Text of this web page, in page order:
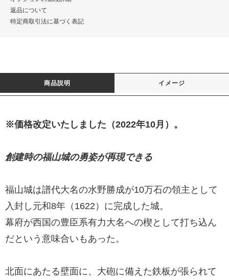
返品について
特定商取引法に基づく表記
商品説明 イメージ
※価格改定いたしました（2022年10月）。
創建時の福山城の勇姿が再現できる
福山城は譜代大名の水野勝成が10万石の領主として
入封し元和8年（1622）に完成した城。
幕府が西国の豊臣系有力大名への楔として打ち込ん
だという意味合いもあった。
北面にあたる壁面に、大砲に備えた鉄板が張られて